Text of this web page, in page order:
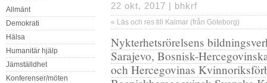
Allmänt
Demokrati
Hälsa
Humanitär hjälp
Jämställdhet
Konferenser/möten
22 okt, 2017 | bhkrf
« Läs och res till Kalmar (från Göteborg)
Nykterhetsrörelsens
Sarajevo, Bosnisk-
och Hercegovinas